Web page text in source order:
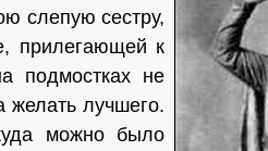
слепую сестру,
прилегающей к
подмостках не
желать лучшего.
можно было